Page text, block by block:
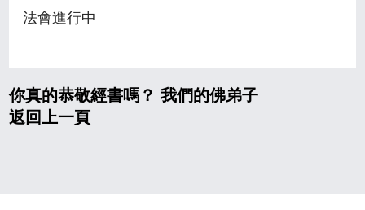
法會進行中
你真的恭敬經書嗎？ 我們的佛弟子
返回上一頁